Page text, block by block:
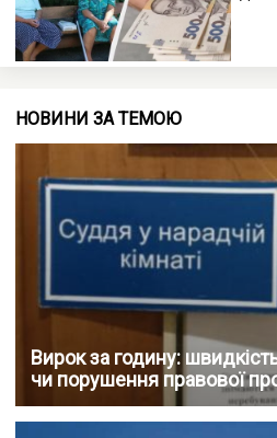
НОВИНИ ЗА ТЕМОЮ
Вирок за годину:
чи порушення правової